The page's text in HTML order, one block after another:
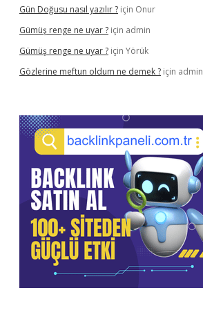
Gün Doğusu nasıl yazılır ? için Onur
Gümüş renge ne uyar ? için admin
Gümüş renge ne uyar ? için Yörük
Gözlerine meftun oldum ne demek ? için admin